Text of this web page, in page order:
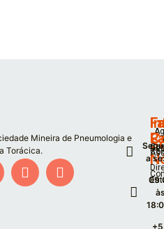
Mineira de Pneumologia e
Torácica.
a